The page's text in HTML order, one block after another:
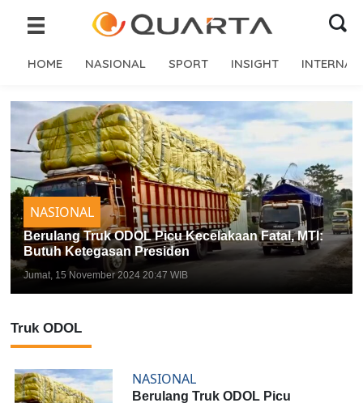
HOME NASIONAL SPORT INSIGHT
NASIONAL
Berulang Truk ODOL Picu Kecelakaan Fatal, MTI:
Butuh Ketegasan Presiden
Jumat, 15 November 2024 20:47 WIB
Truk ODOL
NASIONAL
Berulang Truk ODOL Picu